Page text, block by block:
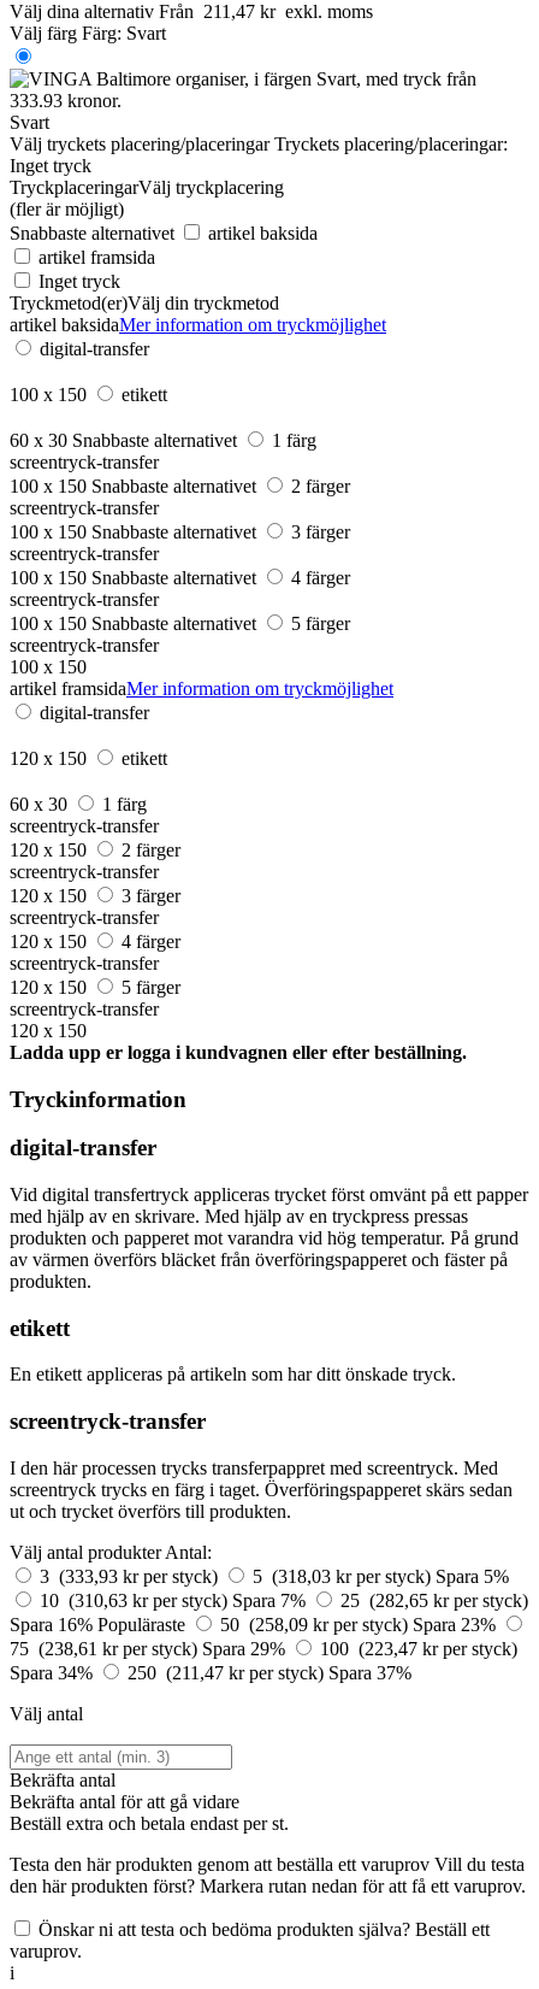
Välj dina alternativ Från 211,47 kr exkl. moms
Välj färg Färg: Svart
Svart
Välj tryckets placering/placeringar Tryckets placering/placeringar:
Inget tryck
TryckplaceringarVälj tryckplacering
(fler är möjligt)
Snabbaste alternativet
artikel baksida
artikel framsida
Inget tryck
Tryckmetod(er)Välj din tryckmetod
artikel baksidaMer information om tryckmöjlighet
digital-transfer
100 x 150 etikett
60 x 30 Snabbaste alternativet
1 färg
screentryck-transfer
100 x 150 Snabbaste alternativet
2 färger
screentryck-transfer
100 x 150 Snabbaste alternativet
3 färger
screentryck-transfer
100 x 150 Snabbaste alternativet
4 färger
screentryck-transfer
100 x 150 Snabbaste alternativet
5 färger
screentryck-transfer
100 x 150
artikel framsidaMer information om tryckmöjlighet
digital-transfer
120 x 150 etikett
60 x 30
1 färg
screentryck-transfer
120 x 150
2 färger
screentryck-transfer
120 x 150
3 färger
screentryck-transfer
120 x 150
4 färger
screentryck-transfer
120 x 150
5 färger
screentryck-transfer
120 x 150
Ladda upp er logga i kundvagnen eller efter beställning.
Tryckinformation
digital-transfer
Vid digital transfertryck appliceras trycket först omvänt på ett papper
med hjälp av en skrivare. Med hjälp av en tryckpress pressas
produkten och papperet mot varandra vid hög temperatur. På grund
av värmen överförs bläcket från överföringspapperet och fäster på
produkten.
etikett
En etikett appliceras på artikeln som har ditt önskade tryck.
screentryck-transfer
I den här processen trycks transferpappret med screentryck. Med
screentryck trycks en färg i taget. Överföringspapperet skärs sedan
ut och trycket överförs till produkten.
Välj antal produkter Antal:
3 (333,93 kr per styck)
5 (318,03 kr per styck) Spara 5%
10 (310,63 kr per styck) Spara 7%
25 (282,65 kr per styck)
Spara 16% Populäraste 50 (258,09 kr per styck) Spara 23%
75 (238,61 kr per styck) Spara 29%
100 (223,47 kr per styck)
Spara 34%
250 (211,47 kr per styck) Spara 37%
Välj antal
Bekräfta antal
Bekräfta antal för att gå vidare
Beställ extra och betala endast per st.
Testa den här produkten genom att beställa ett varuprov Vill du testa
den här produkten först? Markera rutan nedan för att få ett varuprov.
Önskar ni att testa och bedöma produkten själva? Beställ ett
varuprov.
i